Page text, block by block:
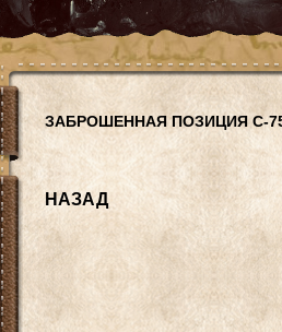
ЗАБРОШЕННАЯ ПОЗИЦИЯ С-
НАЗАД